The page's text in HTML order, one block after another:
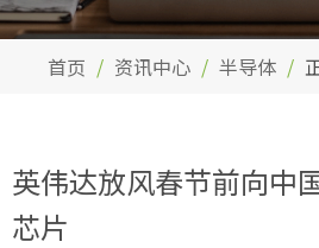
首页 资讯中心 半导体
英伟达放风春节前向中
芯片